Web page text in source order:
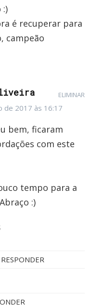
é recuperar para
campeão
de 2017 às 16:17
bem, ficaram
com este
tempo para a
:)
ELIMINAR
RESPONDER